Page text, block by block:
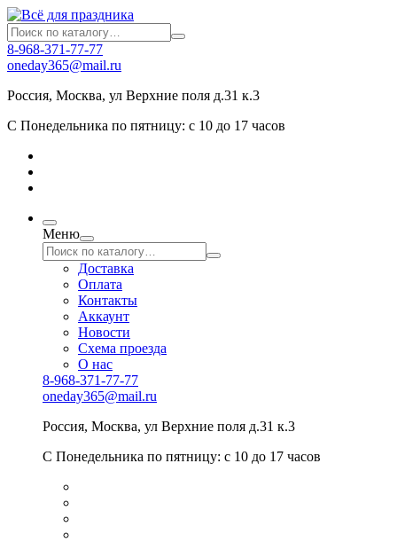
8-968-371-77-77
oneday365@mail.ru
Россия, Москва, ул Верхние поля д.31 к.3
С Понедельника по пятницу: с 10 до 17 часов
Меню
Доставка
Оплата
Контакты
Аккаунт
Новости
Схема проезда
О нас
8-968-371-77-77
oneday365@mail.ru
Россия, Москва, ул Верхние поля д.31 к.3
С Понедельника по пятницу: с 10 до 17 часов